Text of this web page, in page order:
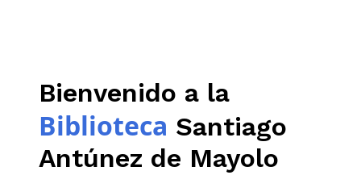
Bienvenido a la
Biblioteca Santiago
Antúnez de Mayolo